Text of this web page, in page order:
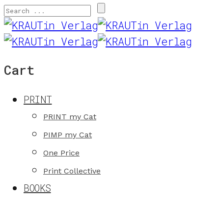
Cart
PRINT
PRINT my Cat
PIMP my Cat
One Price
Print Collective
BOOKS